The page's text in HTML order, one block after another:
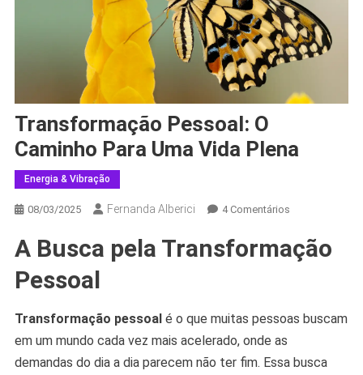
Transformação Pessoal: O
Caminho Para Uma Vida Plena
Energia & Vibração
08/03/2025 Fernanda Alberici 4 ComentáriosEm
Pessoal:
Uma
Plena
A Busca pela Transformação
Pessoal
Transformação pessoalé o que muitas pessoas buscam
em um mundo cada vez mais acelerado, onde as
demandas do dia a dia parecem não ter fim. Essa busca